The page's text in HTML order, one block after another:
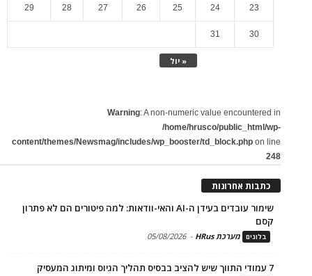
« יול
23
24
25
26
27
28
29
30
31
Warning: A non-numeric value encountered in
/home/hrusco/public_html/wp-
content/themes/Newsmag/includes/wp_booster/td_block.php on line
248
כתבות אחרונות
שימור עובדים בעידן ה-AI והאי-וודאות: למה פיטורים הם לא פתרון
קסם
בלוגים מערכת HRus -
05/08/2026
7 עמודי התווך שיש להציב בבסיס תהליך הגיוס ומיתוג המעסיק